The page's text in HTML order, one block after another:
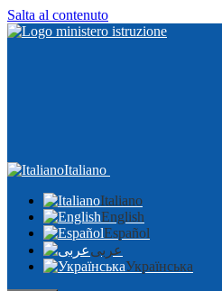
Salta al contenuto
Italiano
Italiano
English
Español
عربى
Українська